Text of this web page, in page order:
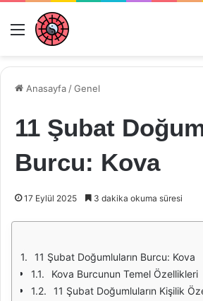
Menü
Anasayfa /Genel
11 Şubat
Burcu: Kova
17 Eylül 2025 3 dakika okuma süresi
11 Şubat Doğumluların Burcu: Kova
Kova Burcunun Temel Özellikleri
11 Şubat Doğumluların Kişilik